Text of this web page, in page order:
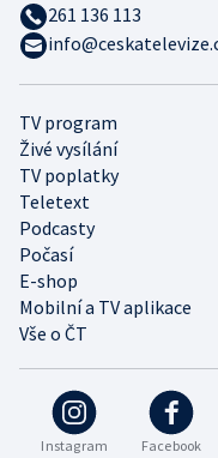
Instagram Facebook
TV program
Živé vysílání
TV poplatky
Teletext
Podcasty
Počasí
E-shop
Mobilní a TV aplikace
Vše o ČT
261 136 113